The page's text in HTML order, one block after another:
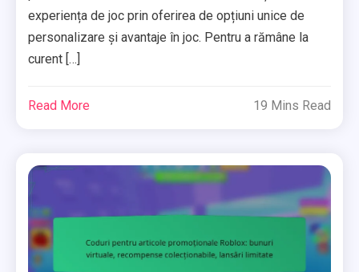
experiența de joc prin oferirea de opțiuni unice de
personalizare și avantaje în joc. Pentru a rămâne la
curent […]
Read More 19 Mins Read